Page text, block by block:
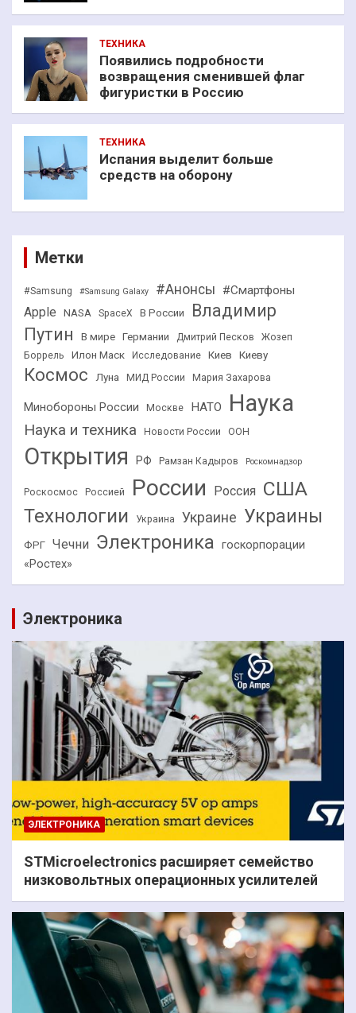
ТЕХНИКА
Появились подробности
возвращения сменившей флаг
фигуристки в Россию
ТЕХНИКА
Испания выделит больше
средств на оборону
Метки
#Samsung #Samsung Galaxy #Анонсы #Смартфоны
Apple NASA SpaceX В России
Владимир
Путин
В мире Германии Дмитрий Песков
Жозеп
Боррель
Илон Маск Исследование Киев Киеву
Космос Луна МИД России Мария Захарова
Минобороны России Москве НАТО Наука
Наука и техника Новости России ООН
Открытия РФ Рамзан Кадыров Роскомнадзор
Роскосмос Россией России Россия США
Технологии Украина Украине Украины
ФРГ Чечни Электроника госкорпорации
«Ростех»
Электроника
ЭЛЕКТРОНИКА
STMicroelectronics расширяет семейство
низковольтных операционных усилителей